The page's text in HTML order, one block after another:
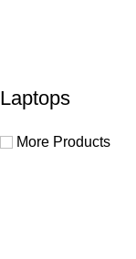
Laptops
More Products